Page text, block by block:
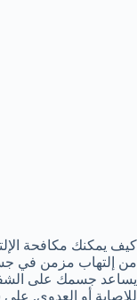
كيف يمكنك مكافحة
من إلتهاب مزمن في
يساعد جسمك على
للإصابة أو العدوى.